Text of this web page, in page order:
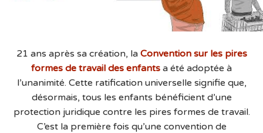
21 ans après sa création, la Convention sur les pires
formes de travail des enfants a été adoptée à
l’unanimité. Cette ratification universelle signifie que,
désormais, tous les enfants bénéficient d’une
protection juridique contre les pires formes de travail.
C’est la première fois qu’une convention de